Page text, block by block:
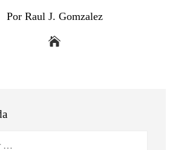
Por Raul J. Gomzalez